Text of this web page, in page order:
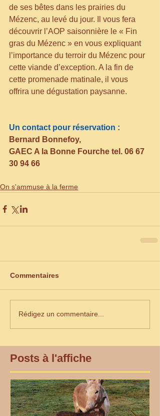
de ses bêtes dans les prairies du
Mézenc, au levé du jour. Il vous fera
découvrir l’AOP saisonnière le « Fin
gras du Mézenc » en vous expliquant
l’importance du terroir du Mézenc pour
cette viande d’exception. A la fin de
cette promenade matinale, il vous
offrira une dégustation paysanne.
Un contact pour réservation :
Bernard Bonnefoy,
GAEC A la Bonne Fourche tel. 06 67
30 94 66
On s'ammuse à la ferme
Commentaires
Rédigez un commentaire...
Posts à l'affiche